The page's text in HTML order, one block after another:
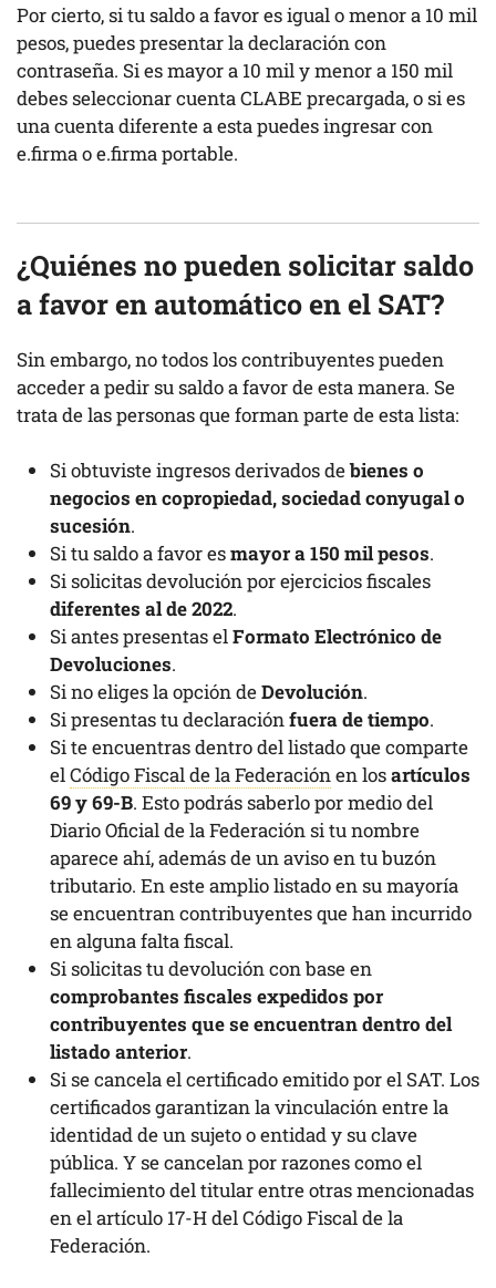
Por cierto, si tu saldo a favor es igual o menor a 10 mil
pesos, puedes presentar la declaración con
contraseña. Si es mayor a 10 mil y menor a 150 mil
debes seleccionar cuenta CLABE precargada, o si es
una cuenta diferente a esta puedes ingresar con
e.firma o e.firma portable.
¿Quiénes no pueden solicitar saldo
a favor en automático en el SAT?
Sin embargo, no todos los contribuyentes pueden
acceder a pedir su saldo a favor de esta manera. Se
trata de las personas que forman parte de esta lista:
Si obtuviste ingresos derivados debienes o
negocios en copropiedad, sociedad conyugal o
sucesión.
Si tu saldo a favor esmayor a 150 mil pesos.
Si solicitas devolución por ejercicios fiscales
diferentes al de 2022.
Si antes presentas elFormato Electrónico de
Devoluciones.
Si no eliges la opción deDevolución.
Si presentas tu declaraciónfuera de tiempo.
Si te encuentras dentro del listado que comparte
elCódigo Fiscal de la Federaciónen losartículos
69 y 69-B. Esto podrás saberlo por medio del
Diario Oficial de la Federación si tu nombre
aparece ahí, además de un aviso en tu buzón
tributario. En este amplio listado en su mayoría
se encuentran contribuyentes que han incurrido
en alguna falta fiscal.
Si solicitas tu devolución con base en
comprobantes fiscales expedidos por
contribuyentes que se encuentran dentro del
listado anterior.
Si se cancela el certificado emitido por el SAT. Los
certificados garantizan la vinculación entre la
identidad de un sujeto o entidad y su clave
pública. Y se cancelan por razones como el
fallecimiento del titular entre otras mencionadas
en el artículo 17-H del Código Fiscal de la
Federación.